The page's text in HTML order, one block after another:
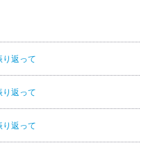
り返って
り返って
り返って